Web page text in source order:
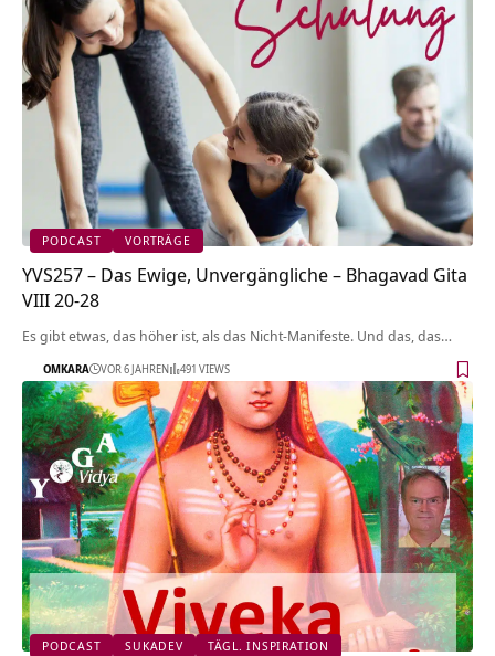
PODCAST VORTRÄGE
YVS257 – Das Ewige, Unvergängliche – Bhagavad Gita
VIII 20-28
Es gibt etwas, das höher ist, als das Nicht-Manifeste. Und das, das…
OMKARA VOR 6 JAHREN 491 VIEWS
PODCAST SUKADEV TÄGL. INSPIRATION